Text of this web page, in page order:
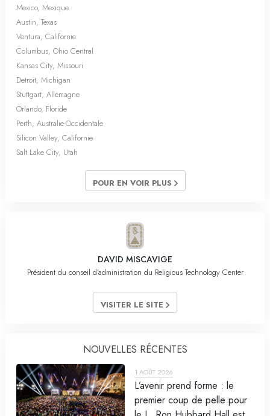
Mexico, Mexique
Austin, Texas
Ventura, Californie
Columbus, Ohio Central
Kansas City, Missouri
Detroit, Michigan
Stuttgart, Allemagne
Orlando, Floride
Perth, Australie-Occidentale
Silicon Valley, Californie
Salt Lake City, Utah
POUR EN VOIR PLUS
DAVID MISCAVIGE
Président du conseil d’administration du Religious Technology Center
VISITER LE SITE
NOUVELLES RÉCENTES
1 AOÛT 2026
L’avenir prend forme : le
premier coup de pelle pour